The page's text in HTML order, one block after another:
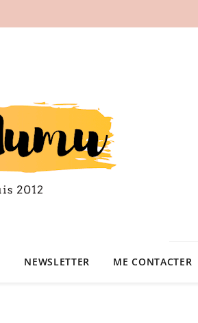
NEWSLETTER ME CONTACTER